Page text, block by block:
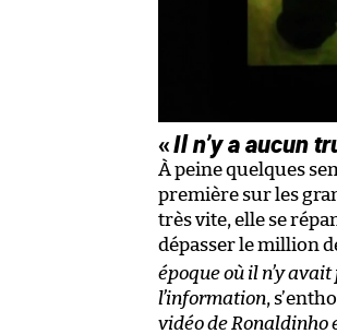
«Il n’y a aucun
À peine quelques
première sur les
très vite, elle se
dépasser le million
époque où il n’y
l’information,
vidéo de Ronaldinho